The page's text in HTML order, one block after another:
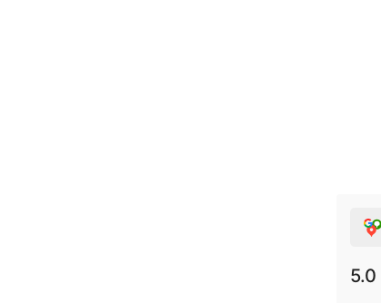
5.0